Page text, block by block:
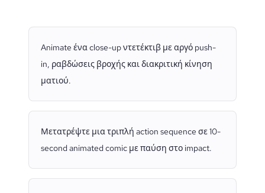
Animate ένα close-up ντετέκτιβ με αργό push-
in, ραβδώσεις βροχής και διακριτική κίνηση
ματιού.
Μετατρέψτε μια τριπλή action sequence σε 10-
second animated comic με παύση στο impact.